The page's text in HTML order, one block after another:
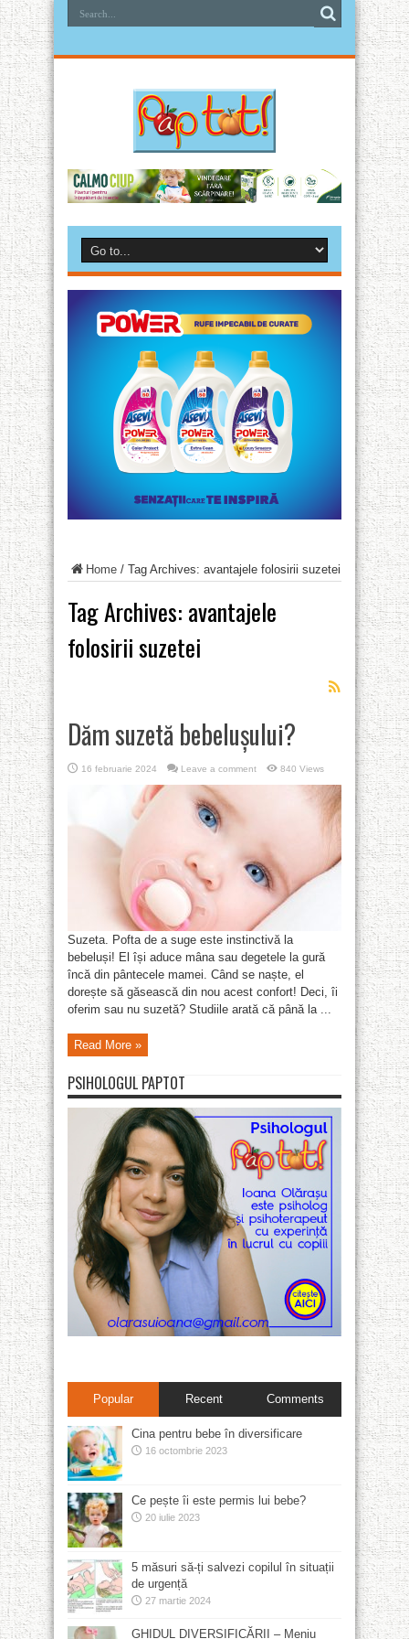
Home / Tag Archives: avantajele folosirii suzetei
Tag Archives: avantajele
folosirii suzetei
Dăm suzetă bebelușului?
16 februarie 2024 Leave a comment 840 Views
Suzeta. Pofta de a suge este instinctivă la
bebeluși! El își aduce mâna sau degetele la gură
încă din pântecele mamei. Când se naște, el
dorește să găsească din nou acest confort! Deci, îi
oferim sau nu suzetă? Studiile arată că până la ...
Read More »
PSIHOLOGUL PAPTOT
Popular Recent Comments
Cina pentru bebe în diversificare
16 octombrie 2023
Ce pește îi este permis lui bebe?
20 iulie 2023
5 măsuri să-ți salvezi copilul în situații
de urgență
27 martie 2024
GHIDUL DIVERSIFICĂRII – Meniu